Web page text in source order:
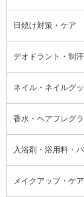
フェイスオイル・バー
ブースター・導入液
洗い流すパック・マ
リップクリーム・リ
顔用マッサージ料
フェイスパウダー
アイシャドウ
アイブロウ・眉マス
チーク
ハイライト・シェー
ボディケア
レッグ・フットケア
バストケア
ネイルケア
脱毛・除毛ケア
シャンプー・ヘアケ
イリング全て
洗い流さないトリー
ヘアスタイリング剤
頭皮ケア・育毛剤
その他シャンプー・
アスタイリング
日焼け対策・ケア
日焼け対策・ケア全
サンオイル・タンニ
その他日焼け対策・
デオドラント・制
デオドラント・制汗
て
フット用デオドラン
汗ケア
ネイル・ネイルグ
ネイル・ネイルグッ
ジェルネイル
リムーバー・除光液
香水・ヘアフレグ
香水・ヘアフレグラ
フレグランスミスト
入浴剤・浴用料・
入浴剤・浴用料・バ
メイクアップ・ケ